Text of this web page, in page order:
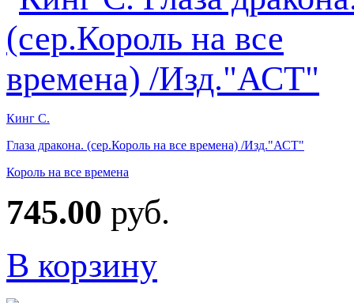
Кинг С.
Глаза дракона. (сер.Король на все времена) /Изд."АСТ"
Король на все времена
745.00 руб.
В корзину